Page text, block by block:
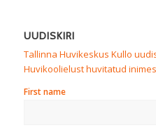
UUDISKIRI
Tallinna Huvikeskus Kullo
Huvikoolielust huvitatud
First name